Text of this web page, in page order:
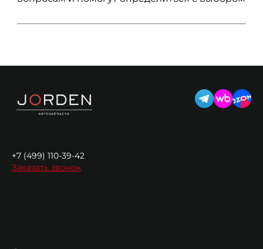
+7 (499) 110-39-42
Заказать звонок